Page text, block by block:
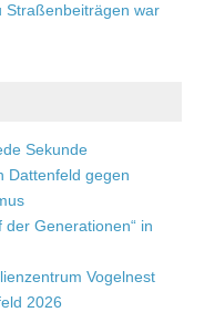
Straßenbeiträgen war
Sekunde
Dattenfeld gegen
Generationen“ in
Vogelnest
2026